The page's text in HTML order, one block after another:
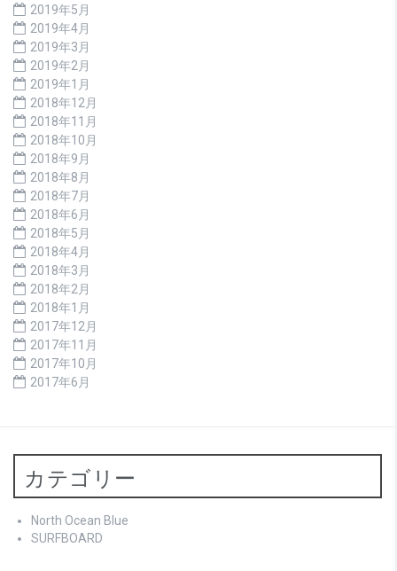
2019年5月
2019年4月
2019年3月
2019年2月
2019年1月
2018年12月
2018年11月
2018年10月
2018年9月
2018年8月
2018年7月
2018年6月
2018年5月
2018年4月
2018年3月
2018年2月
2018年1月
2017年12月
2017年11月
2017年10月
2017年6月
カテゴリー
North Ocean Blue
SURFBOARD